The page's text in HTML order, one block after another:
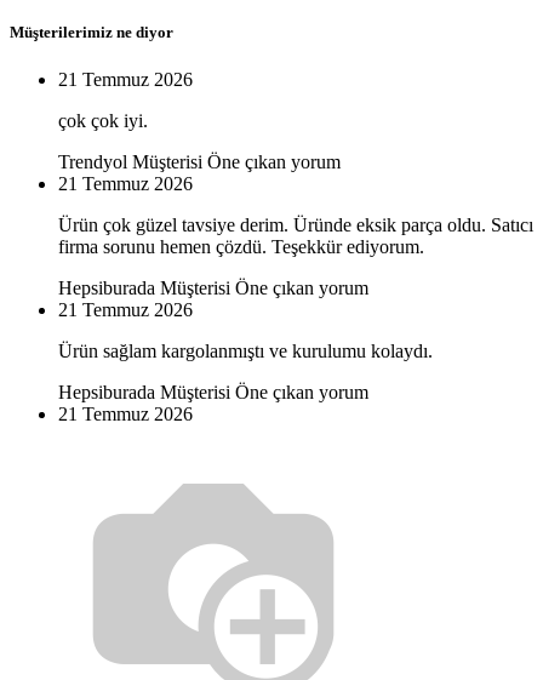
Müşterilerimiz ne diyor
21 Temmuz 2026
çok çok iyi.
Trendyol Müşterisi Öne çıkan yorum
21 Temmuz 2026
Ürün çok güzel tavsiye derim. Üründe eksik parça oldu. Satıcı
firma sorunu hemen çözdü. Teşekkür ediyorum.
Hepsiburada Müşterisi Öne çıkan yorum
21 Temmuz 2026
Ürün sağlam kargolanmıştı ve kurulumu kolaydı.
Hepsiburada Müşterisi Öne çıkan yorum
21 Temmuz 2026